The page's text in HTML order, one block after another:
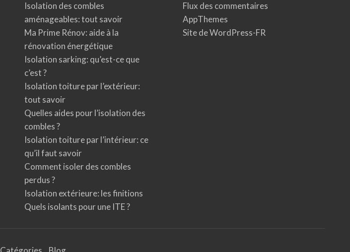
Isolation des combles
aménageables: tout savoir
Ma Prime Rénov: aide à la
rénovation énergétique
Isolation sarking: qu’est-ce que
c’est ?
Isolation toiture par l’extérieur:
tout savoir
Quelles aides pour l’isolation des
combles ?
Isolation toiture par l’intérieur: ce
qu’il faut savoir
Comment isoler des combles
perdus ?
Isolation extérieure: les finitions
Quels isolants pour une ITE ?
Flux des commentaires
AppThemes
Site de WordPress-FR